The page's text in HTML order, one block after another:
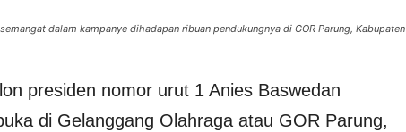
dalam kampanye dihadapan ribuan pendukungnya di GOR Parung, Kabupaten
presiden nomor urut 1 Anies Baswedan
di Gelanggang Olahraga atau GOR Parung,